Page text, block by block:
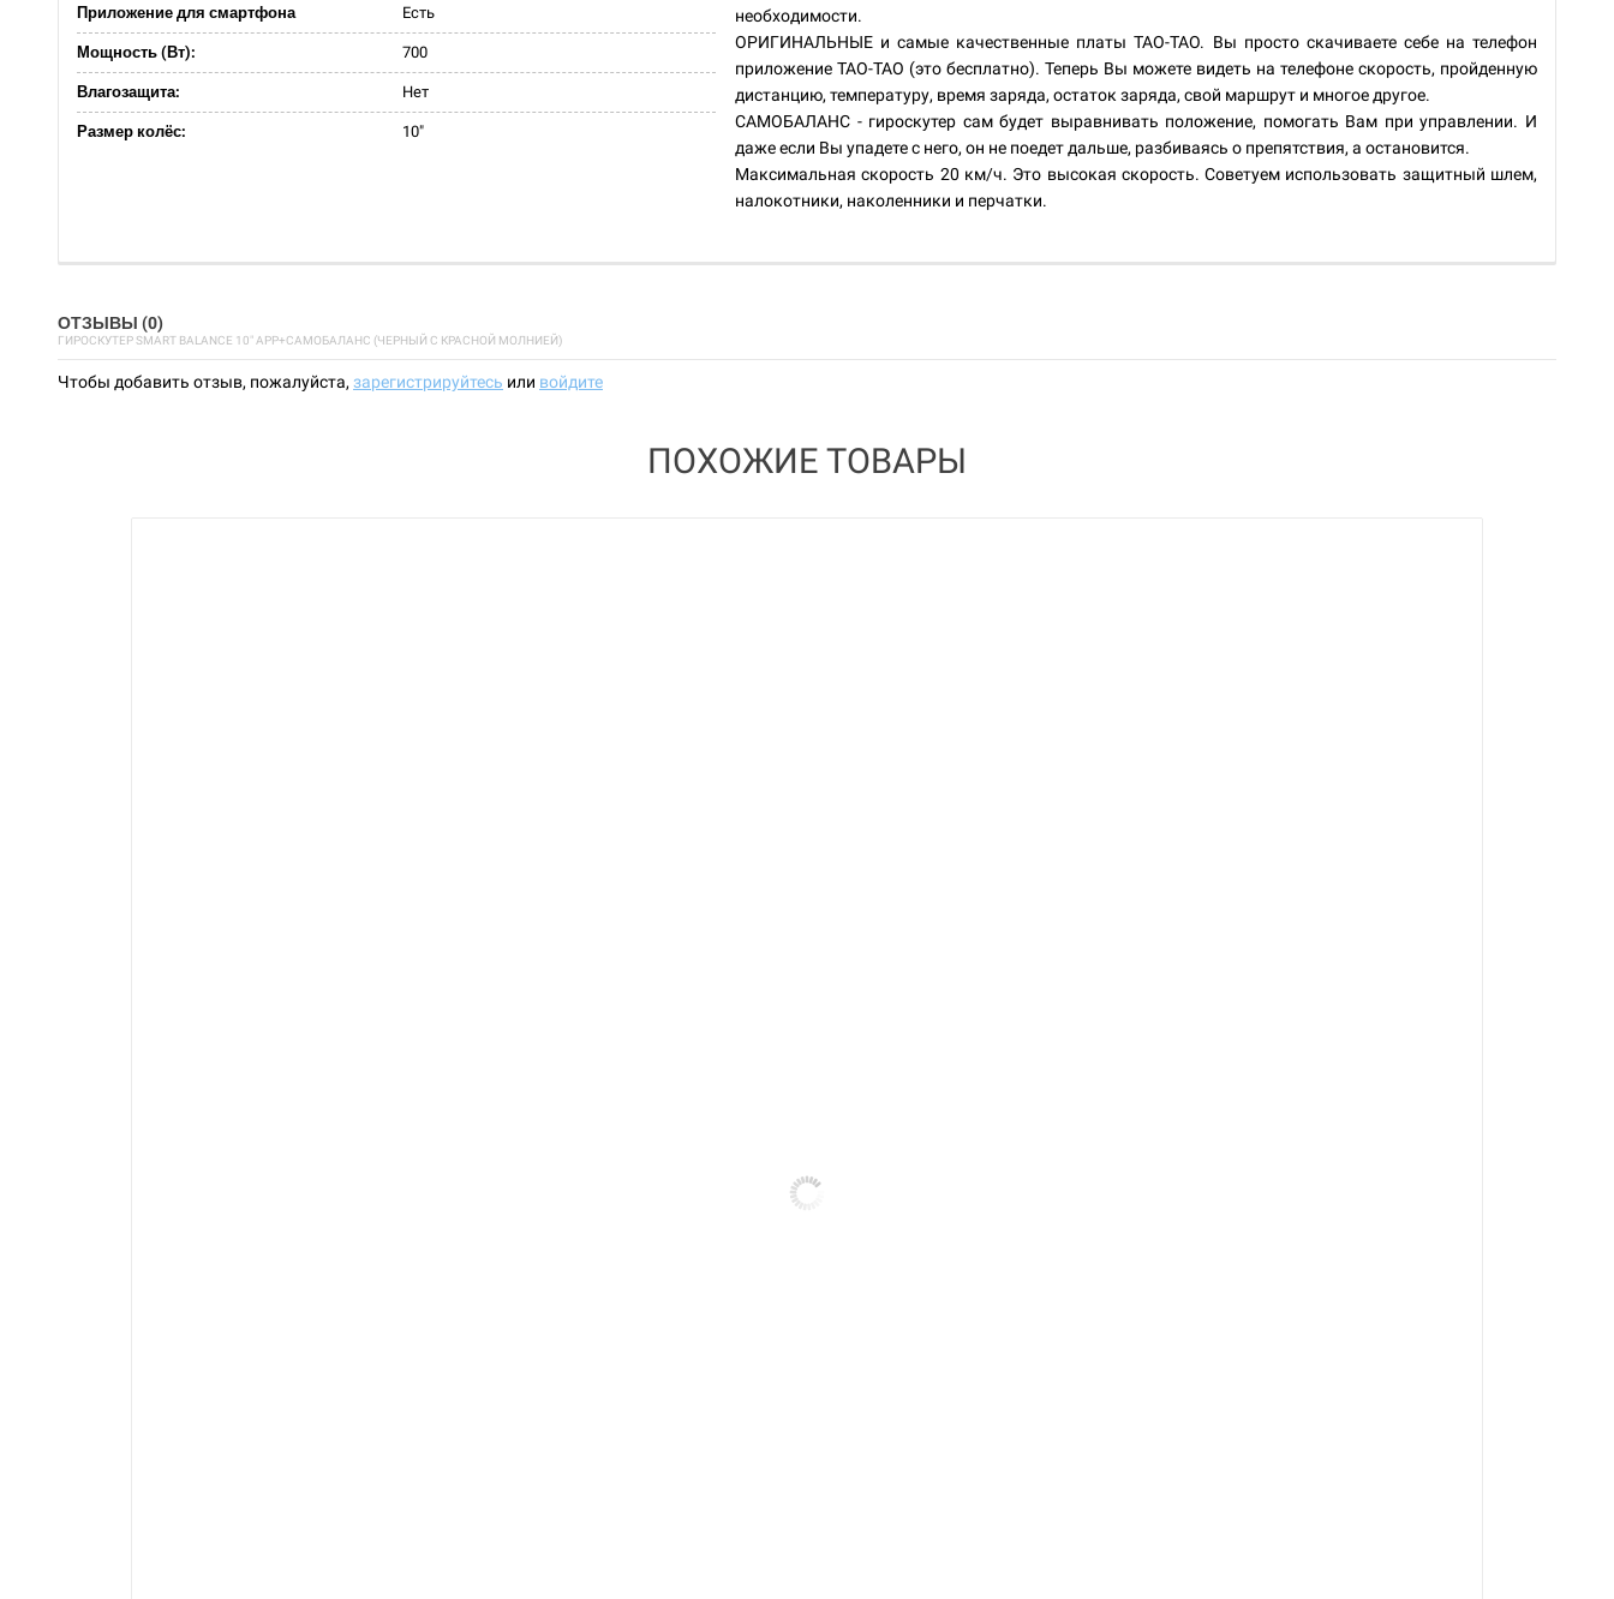
Приложение для смартфона Есть
Мощность (Вт): 700
Влагозащита: Нет
Размер колёс: 10"
необходимости.
ОРИГИНАЛЬНЫЕ и самые качественные платы TAO-TAO. Вы просто скачиваете себе на телефон
приложение TAO-TAO (это бесплатно). Теперь Вы можете видеть на телефоне скорость, пройденную
дистанцию, температуру, время заряда, остаток заряда, свой маршрут и многое другое.
САМОБАЛАНС - гироскутер сам будет выравнивать положение, помогать Вам при управлении. И
даже если Вы упадете с него, он не поедет дальше, разбиваясь о препятствия, а остановится.
Максимальная скорость 20 км/ч. Это высокая скорость. Советуем использовать защитный шлем,
налокотники, наколенники и перчатки.
ОТЗЫВЫ (0)
ГИРОСКУТЕР SMART BALANCE 10" APP+САМОБАЛАНС (ЧЕРНЫЙ С КРАСНОЙ МОЛНИЕЙ)
Чтобы добавить отзыв, пожалуйста, зарегистрируйтесь или войдите
ПОХОЖИЕ ТОВАРЫ